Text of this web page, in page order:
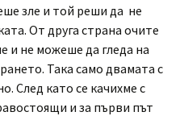
зле и той реши да не
От друга страна очите
и не можеше да гледа на
Така само двамата с
След като се качихме с
и за първи път